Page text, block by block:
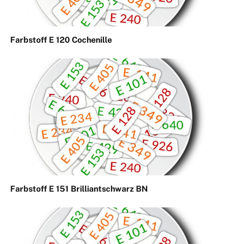
Farbstoff E 120 Cochenille
Farbstoff E 151 Brilliantschwarz BN